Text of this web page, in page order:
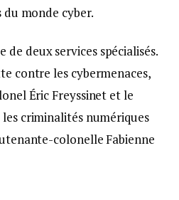
monde cyber.
de deux services spécialisés.
contre les cybermenaces,
Éric Freyssinet et le
criminalités numériques
colonelle Fabienne